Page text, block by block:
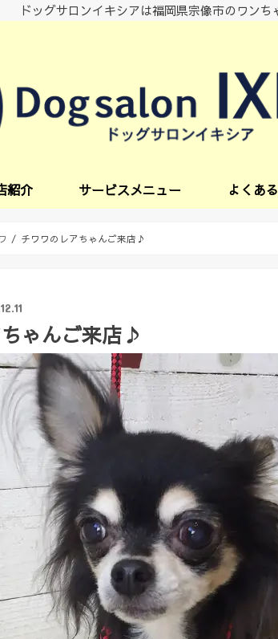
ドッグサロンイキシアは福岡県宗像市のワン
紹介 サービスメニュー よくあ
チワワのレアちゃんご来店♪
ゃんご来店♪